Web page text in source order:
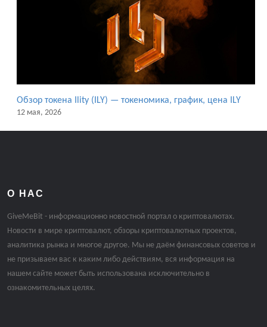
Обзор токена Ility (ILY) — токеномика, график, цена ILY
12 мая, 2026
О НАС
GiveMeBit - информационно новостной портал о криптовалютах.
Новости в мире криптовалют, обзоры криптовалютных проектов,
аналитика рынка и многое другое. Мы не даём финансовых советов и
не призываем вас к каким либо действиям, вся информация на
нашем сайте может быть использована исключительно в
ознакомительных целях.